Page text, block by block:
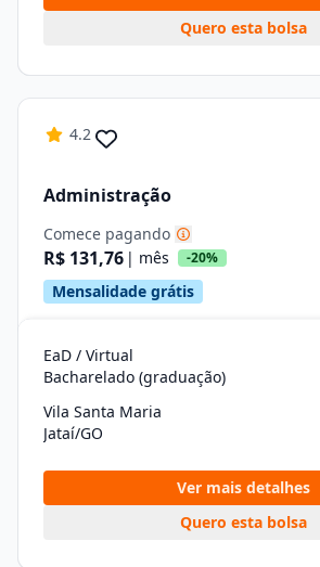
Quero esta bolsa
4.2
Administração
Comece pagando
R$ 131,76 | mês -20%
Mensalidade grátis
EaD / Virtual
Bacharelado (graduação)
Vila Santa Maria
Jataí/GO
Ver mais detalhes
Quero esta bolsa